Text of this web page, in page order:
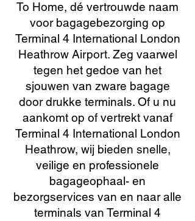
To Home, dé vertrouwde naam
voor bagagebezorging op
Terminal 4 International London
Heathrow Airport. Zeg vaarwel
tegen het gedoe van het
sjouwen van zware bagage
door drukke terminals. Of u nu
aankomt op of vertrekt vanaf
Terminal 4 International London
Heathrow, wij bieden snelle,
veilige en professionele
bagageophaal- en
bezorgservices van en naar alle
terminals van Terminal 4